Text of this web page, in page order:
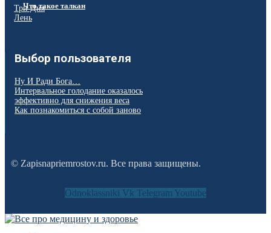
Что такое талкан
Три Дня
Лень
Выбор пользователя
Ну И Ради Бога…
Интервальное голодание оказалось
эффективно для снижения веса
Как познакомиться с собой заново
© Zapisnapriemrostov.ru. Все права защищены.
Odnoklassniki Vk Telegram Youtube